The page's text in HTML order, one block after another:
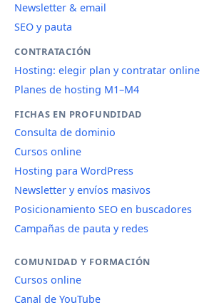
Newsletter & email
SEO y pauta
CONTRATACIÓN
Hosting: elegir plan y contratar online
Planes de hosting M1–M4
FICHAS EN PROFUNDIDAD
Consulta de dominio
Cursos online
Hosting para WordPress
Newsletter y envíos masivos
Posicionamiento SEO en buscadores
Campañas de pauta y redes
COMUNIDAD Y FORMACIÓN
Cursos online
Canal de YouTube